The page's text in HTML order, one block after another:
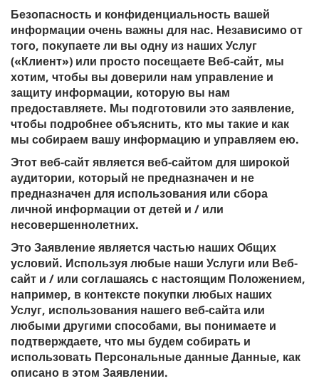
Безопасность и конфиденциальность вашей
информации очень важны для нас. Независимо от
того, покупаете ли вы одну из наших Услуг
(«Клиент») или просто посещаете Веб-сайт, мы
хотим, чтобы вы доверили нам управление и
защиту информации, которую вы нам
предоставляете. Мы подготовили это заявление,
чтобы подробнее объяснить, кто мы такие и как
мы собираем вашу информацию и управляем ею.
Этот веб-сайт является веб-сайтом для широкой
аудитории, который не предназначен и не
предназначен для использования или сбора
личной информации от детей и / или
несовершеннолетних.
Это Заявление является частью наших Общих
условий. Используя любые наши Услуги или Веб-
сайт и / или соглашаясь с настоящим Положением,
например, в контексте покупки любых наших
Услуг, использования нашего веб-сайта или
любыми другими способами, вы понимаете и
подтверждаете, что мы будем собирать и
использовать Персональные данные Данные, как
описано в этом Заявлении.